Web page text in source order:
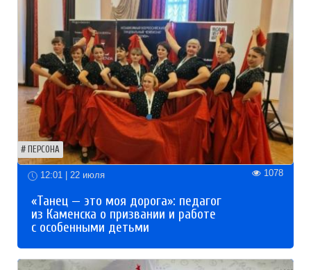
ПЕРСОНА
12:01 | 22 июля 1078
«Танец — это моя дорога»: педагог
из Каменска о призвании и работе
с особенными детьми